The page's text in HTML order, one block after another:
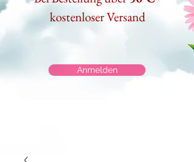
kostenloser Versand
Anmelden